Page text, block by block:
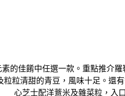
的佳餚中任選⼀款。重點推介
粒清甜的青豆，風味⼗⾜。還
⼼芝⼠配洋薏米及雜菜粒，入